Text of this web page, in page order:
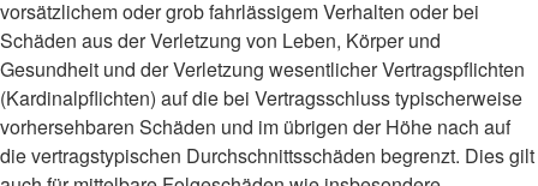
vorsätzlichem oder grob fahrlässigem Verhalten oder bei
Schäden aus der Verletzung von Leben, Körper und
Gesundheit und der Verletzung wesentlicher Vertragspflichten
(Kardinalpflichten) auf die bei Vertragsschluss typischerweise
vorhersehbaren Schäden und im übrigen der Höhe nach auf
die vertragstypischen Durchschnittsschäden begrenzt. Dies gilt